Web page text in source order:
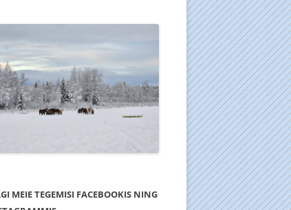
MEIE TEGEMISI FACEBOOKIS NING